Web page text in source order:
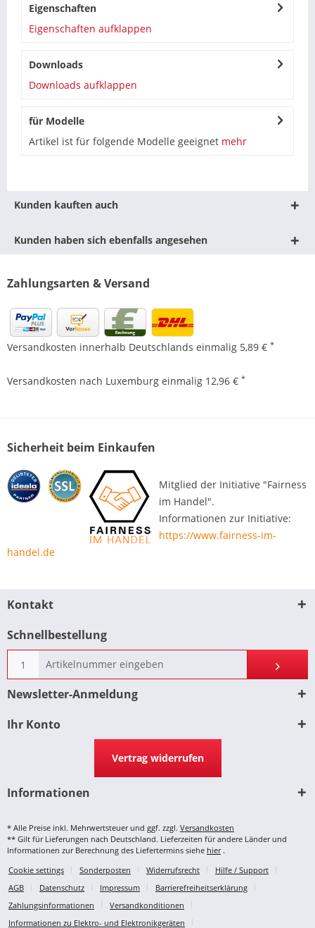
Eigenschaften
Eigenschaften aufklappen
Downloads
Downloads aufklappen
für Modelle
Artikel ist für folgende Modelle geeignet mehr
Kunden kauften auch
Kunden haben sich ebenfalls angesehen
Zahlungsarten & Versand
Versandkosten innerhalb Deutschlands einmalig 5,89 € *
Versandkosten nach Luxemburg einmalig 12,96 € *
Sicherheit beim Einkaufen
Mitglied der Initiative "Fairness
im Handel".
Informationen zur Initiative:
https://www.fairness-im-
handel.de
Kontakt
Schnellbestellung
Newsletter-Anmeldung
Ihr Konto
Vertrag widerrufen
Informationen
* Alle Preise inkl. Mehrwertsteuer und ggf. zzgl. Versandkosten
** Gilt für Lieferungen nach Deutschland. Lieferzeiten für andere Länder und
Informationen zur Berechnung des Liefertermins siehe hier.
Cookie settings
Sonderposten Widerrufsrecht
Hilfe / Support
AGB
Datenschutz Impressum
Barrierefreiheitserklärung
Zahlungsinformationen
Versandkonditionen
Informationen zu Elektro- und Elektronikgeräten